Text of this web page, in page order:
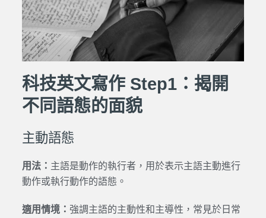
科技英文寫作 Step1：揭開
不同語態的面貌
主動語態
用法： 主語是動作的執行者，用於表示主語主動進行
動作或執行動作的語態。
適用情境： 強調主語的主動性和主導性，常見於日常